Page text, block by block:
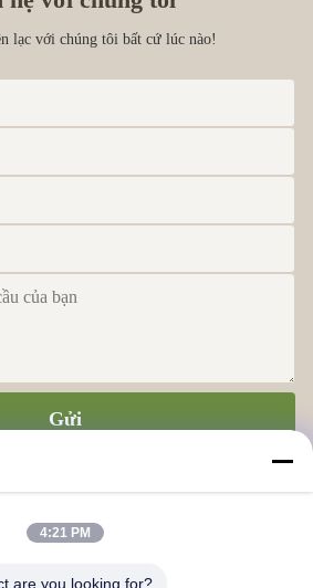
lạc với chúng tôi bất cứ lúc nào!
Gửi
4:21 PM
are you looking for?